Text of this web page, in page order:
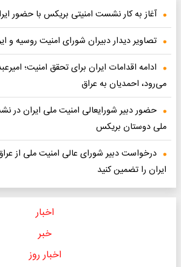
آغاز به کار نشست امنیتی بریکس با حضور
تصاویر دیدار دبیران شورای امنیت روسیه و
ادامه اقدامات ایران برای تحقق امنیت؛
می‌رود، احمدیان به عراق
حضور دبیر شورایعالی امنیت ملی ایران در
ملی دوستان بریکس
درخواست دبیر شورای عالی امنیت ملی از
ایران را تضمین کنید
اخبار
خبر
اخبار روز